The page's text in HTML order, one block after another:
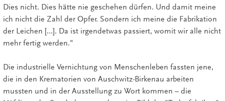
Dies nicht. Dies hätte nie geschehen dürfen. Und damit meine
ich nicht die Zahl der Opfer. Sondern ich meine die Fabrikation
der Leichen […]. Da ist irgendetwas passiert, womit wir alle nicht
mehr fertig werden."
Die industrielle Vernichtung von Menschenleben fassten jene,
die in den Krematorien von Auschwitz-Birkenau arbeiten
mussten und in der Ausstellung zu Wort kommen – die